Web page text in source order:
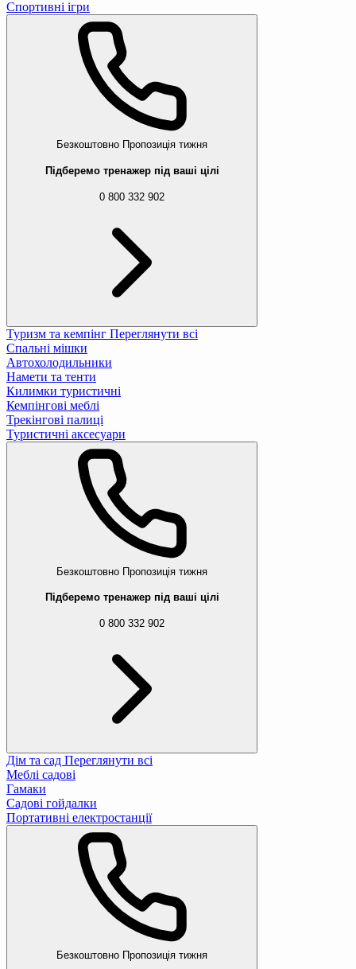
Спортивні ігри
Безкоштовно Пропозиція тижня
Підберемо тренажер під ваші цілі
0 800 332 902
Туризм та кемпінг Переглянути всі
Спальні мішки
Автохолодильники
Намети та тенти
Килимки туристичні
Кемпінгові меблі
Трекінгові палиці
Туристичні аксесуари
Безкоштовно Пропозиція тижня
Підберемо тренажер під ваші цілі
0 800 332 902
Дім та сад Переглянути всі
Меблі садові
Гамаки
Садові гойдалки
Портативні електростанції
Безкоштовно Пропозиція тижня